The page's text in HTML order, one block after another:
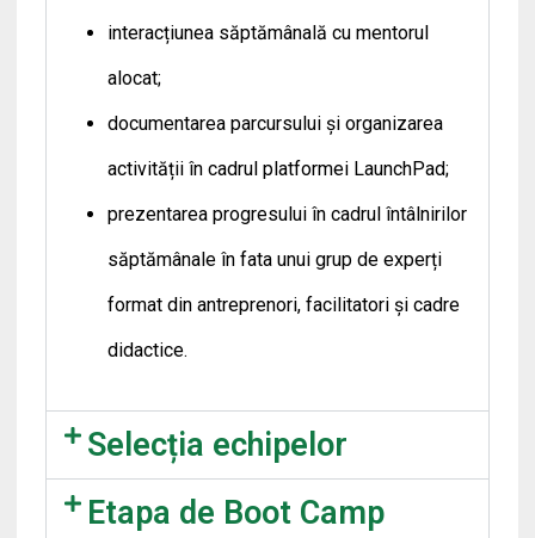
interacțiunea săptămânală cu mentorul
alocat;
documentarea parcursului și organizarea
activității în cadrul platformei LaunchPad;
prezentarea progresului în cadrul întâlnirilor
săptămânale în fata unui grup de experți
format din antreprenori, facilitatori și cadre
didactice.
Selecția echipelor
Etapa de Boot Camp